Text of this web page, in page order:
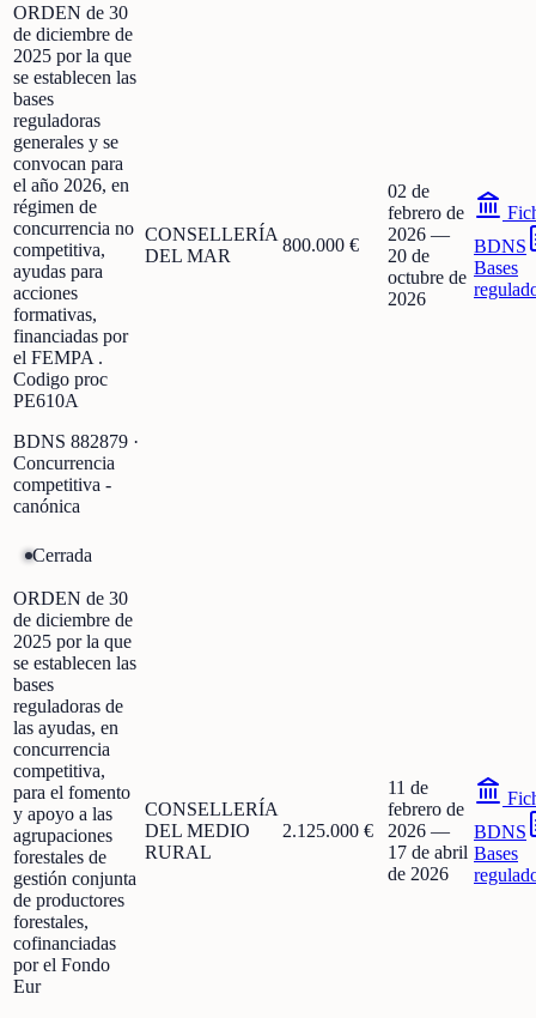
ORDEN de 30
de diciembre de
2025 por la que
se establecen las
bases
reguladoras
generales y se
convocan para
el año 2026, en
régimen de
concurrencia no
competitiva,
ayudas para
acciones
formativas,
financiadas por
el FEMPA .
Codigo proc
PE610A
BDNS 882879 ·
Concurrencia
competitiva -
canónica
CONSELLERÍA
DEL MAR
800.000 €
02 de
febrero de
2026 —
20 de
octubre de
2026
BDNS
Bases
Cerrada
ORDEN de 30
de diciembre de
2025 por la que
se establecen las
bases
reguladoras de
las ayudas, en
concurrencia
competitiva,
para el fomento
y apoyo a las
agrupaciones
forestales de
gestión conjunta
de productores
forestales,
cofinanciadas
por el Fondo
Eur
CONSELLERÍA
DEL MEDIO
RURAL
2.125.000 €
11 de
febrero de
2026 —
17 de abril
de 2026
BDNS
Bases